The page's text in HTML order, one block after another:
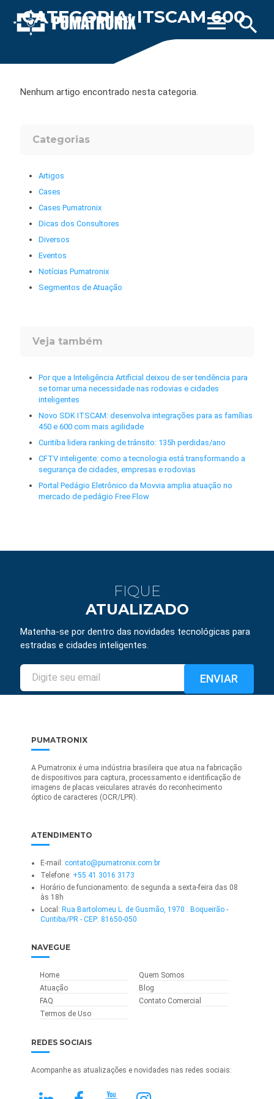
search
menu
CATEGORIA: ITSCAM 600
Nenhum artigo encontrado nesta categoria.
Categorias
Artigos
Cases
Cases Pumatronix
Dicas dos Consultores
Diversos
Eventos
Notícias Pumatronix
Segmentos de Atuação
Veja também
Por que a Inteligência Artificial deixou de ser tendência para
se tornar uma necessidade nas rodovias e cidades
inteligentes
Novo SDK ITSCAM: desenvolva integrações para as famílias
450 e 600 com mais agilidade
Curitiba lidera ranking de trânsito: 135h perdidas/ano
CFTV inteligente: como a tecnologia está transformando a
segurança de cidades, empresas e rodovias
Portal Pedágio Eletrônico da Movvia amplia atuação no
mercado de pedágio Free Flow
FIQUE
ATUALIZADO
Matenha-se por dentro das novidades tecnológicas para
estradas e cidades inteligentes.
PUMATRONIX
A Pumatronix é uma indústria brasileira que atua na fabricação
de dispositivos para captura, processamento e identificação de
imagens de placas veiculares através do reconhecimento
óptico de caracteres (OCR/LPR).
ATENDIMENTO
E-mail: contato@pumatronix.com.br
Telefone: +55 41 3016 3173
Horário de funcionamento: de segunda a sexta-feira das 08
às 18h
Local: Rua Bartolomeu L. de Gusmão, 1970 . Boqueirão -
Curitiba/PR - CEP: 81650-050
NAVEGUE
Home
Quem Somos
Atuação
Blog
FAQ
Contato Comercial
Termos de Uso
REDES SOCIAIS
Acompanhe as atualizações e novidades nas redes sociais: